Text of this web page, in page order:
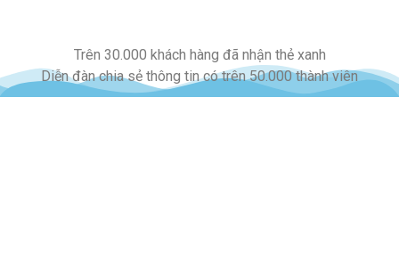
Trên 30.000 khách hàng đã nhận thẻ xanh
Diễn đàn chia sẻ thông tin có trên 50.000 thành viên